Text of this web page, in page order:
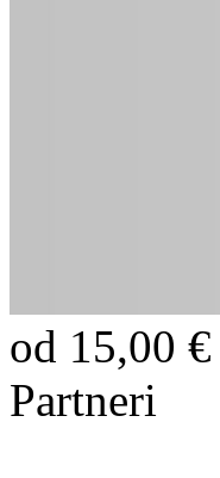
od 15,00 €
Partneri